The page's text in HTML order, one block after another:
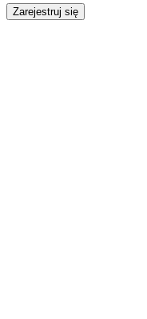
Zarejestruj się